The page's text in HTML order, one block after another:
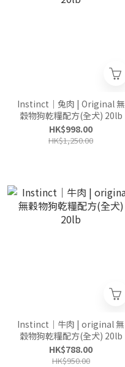
Instinct｜兔肉 | Original 無
穀物狗乾糧配方(全犬) 20lb
HK$998.00
HK$1,250.00
Instinct｜牛肉 | original 無
穀物狗乾糧配方(全犬) 20lb
HK$788.00
HK$950.00